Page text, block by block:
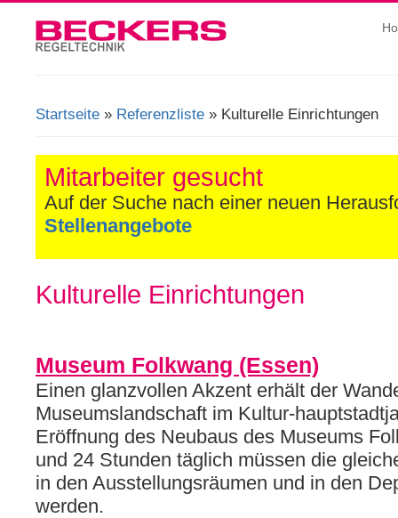
Startseite » Referenzliste » Kulturelle Einrichtungen
Mitarbeiter gesucht
Auf der Suche nach einer neuen
Stellenangebote
Kulturelle Einrichtungen
Museum Folkwang (Essen)
Einen glanzvollen Akzent erhält der
Museumslandschaft im Kultur-
Eröffnung des Neubaus des Museums
und 24 Stunden täglich müssen die
in den Ausstellungsräumen und in den
werden.